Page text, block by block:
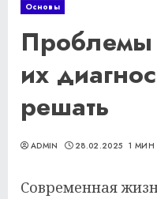
Основы
Проблемы
их
решать
ADMIN 28.02.2025 1 МИН
Современная